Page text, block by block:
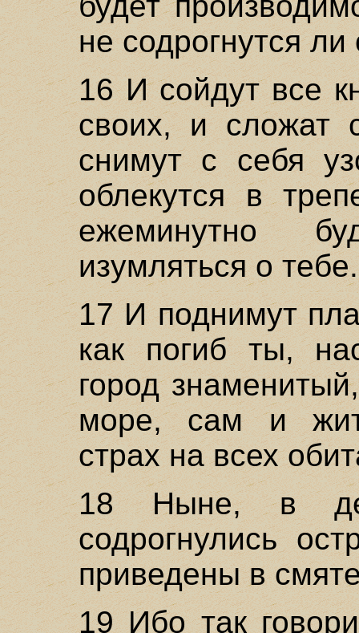
не содрогнутся ли
16 И сойдут все
своих, и сложат
снимут с себя
облекутся в
ежеминутно
изумляться о тебе.
17 И поднимут
как погиб ты,
город
море, сам и
страх на всех
18 Ныне, в
содрогнулись
приведены в
19 Ибо так